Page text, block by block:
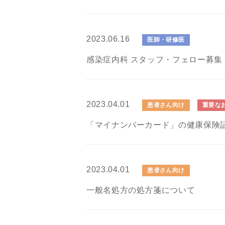
2023.06.16 医師・研修医
感染症内科 スタッフ・フェロー募集
2023.04.01 患者さん向け 重要な
「マイナンバーカード」の健康保険
2023.04.01 患者さん向け
一般名処方の処方箋について